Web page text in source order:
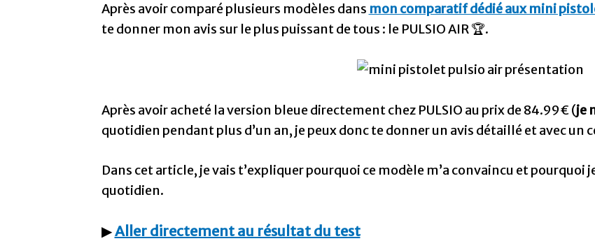
Après avoir comparé plusieurs modèles dans mon comparatif dédié aux mini
te donner mon avis sur le plus puissant de tous : le PULSIO AIR 🏆.
Après avoir acheté la version bleue directement chez PULSIO au prix de 84.99€ (je
quotidien pendant plus d’un an, je peux donc te donner un avis détaillé et avec un
Dans cet article, je vais t’expliquer pourquoi ce modèle m’a convaincu et pourquoi
quotidien.
▶Aller directement au résultat du test